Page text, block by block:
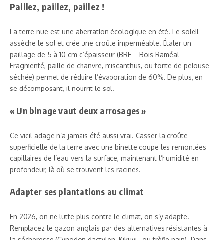
Paillez, paillez, paillez !
La terre nue est une aberration écologique en été. Le soleil
assèche le sol et crée une croûte imperméable. Étaler un
paillage de 5 à 10 cm d’épaisseur (BRF – Bois Raméal
Fragmenté, paille de chanvre, miscanthus, ou tonte de pelouse
séchée) permet de réduire l’évaporation de 60%. De plus, en
se décomposant, il nourrit le sol.
« Un binage vaut deux arrosages »
Ce vieil adage n’a jamais été aussi vrai. Casser la croûte
superficielle de la terre avec une binette coupe les remontées
capillaires de l’eau vers la surface, maintenant l’humidité en
profondeur, là où se trouvent les racines.
Adapter ses plantations au climat
En 2026, on ne lutte plus contre le climat, on s’y adapte.
Remplacez le gazon anglais par des alternatives résistantes à